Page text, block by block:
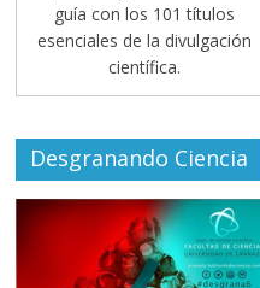
guía con los 101 títulos
esenciales de la divulgación
científica.
Desgranando Ciencia